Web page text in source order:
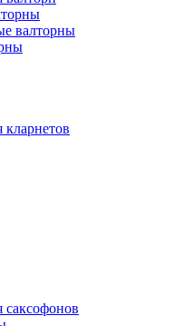
валторны
кларнетов
саксофонов